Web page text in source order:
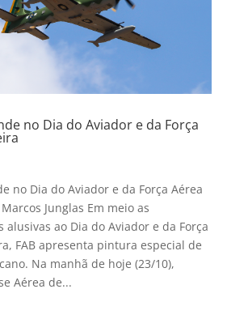
no Dia do Aviador e da Força
no Dia do Aviador e da Força Aérea
Junglas Em meio as
alusivas ao Dia do Aviador e da Força
FAB apresenta pintura especial de
Na manhã de hoje (23/10),
Aérea de...